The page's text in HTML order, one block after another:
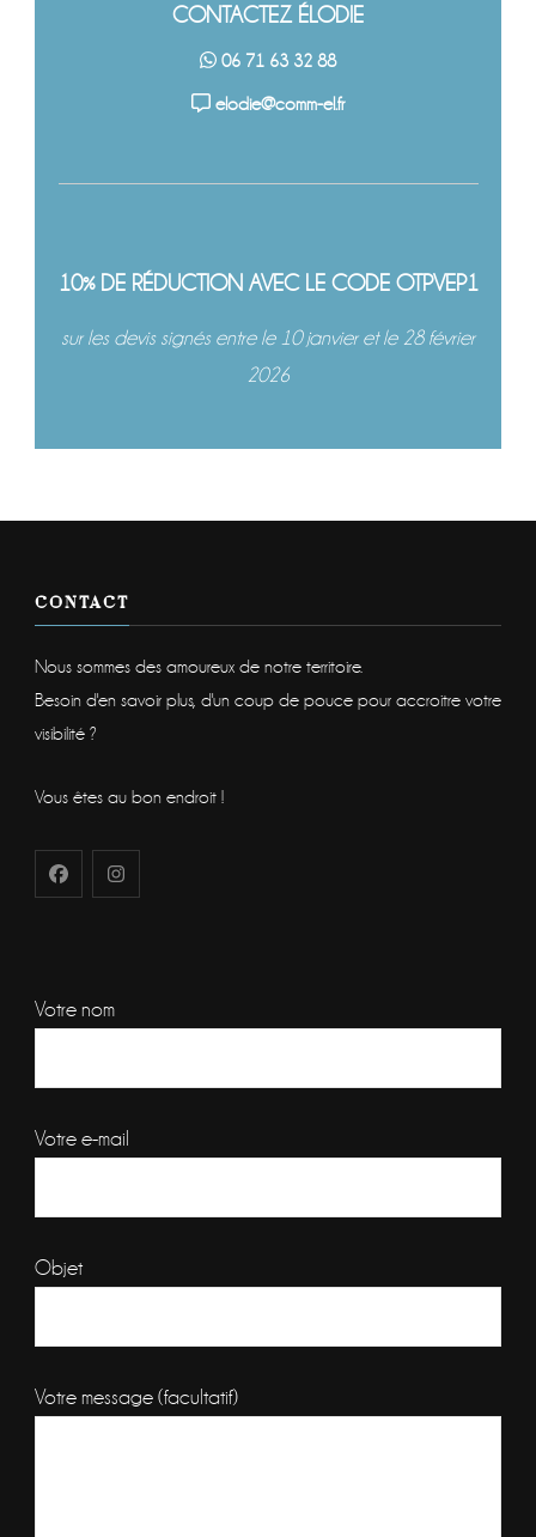
CONTACTEZ ÉLODIE
06 71 63 32 88
elodie@comm-el.fr
10% DE RÉDUCTION AVEC LE CODE OTPVEP1
sur les devis signés entre le 10 janvier et le 28 février
2026
CONTACT
Nous sommes des amoureux de notre territoire.
Besoin d'en savoir plus, d'un coup de pouce pour accroitre votre
visibilité ?
Vous êtes au bon endroit !
Votre nom
Votre e-mail
Objet
Votre message (facultatif)